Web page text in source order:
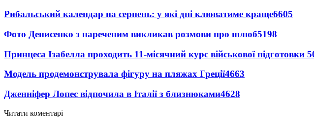
Рибальський календар на серпень: у які дні клюватиме краще6605
Фото Денисенко з нареченим викликав розмови про шлюб5198
Принцеса Ізабелла проходить 11-місячний курс військової підготовки
Модель продемонструвала фігуру на пляжах Греції4663
Дженніфер Лопес відпочила в Італії з близнюками4628
Читати коментарі